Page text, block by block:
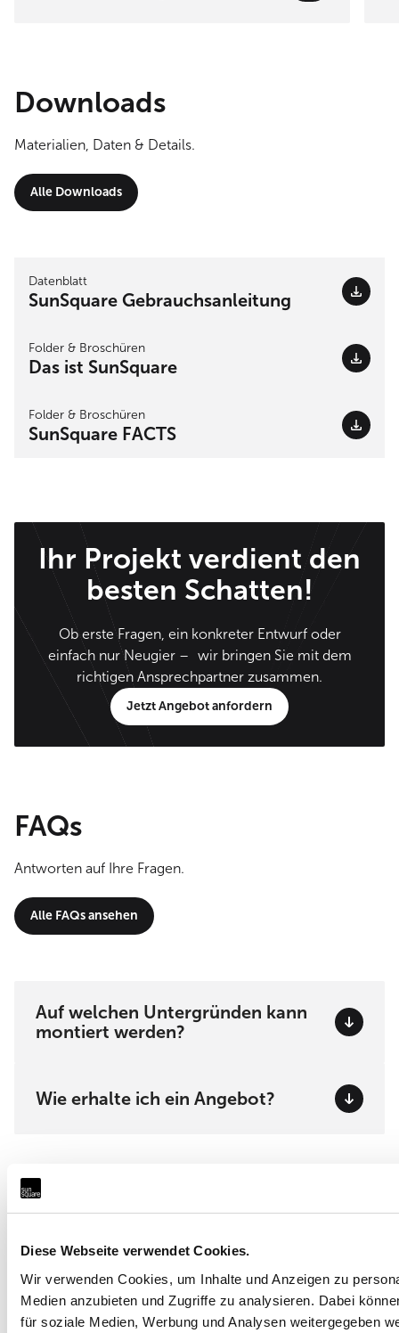
Diese Webseite verwendet Cookies.
Wir verwenden Cookies, um Inhalte und Anzeigen zu
Medien anzubieten und Zugriffe zu analysieren. Dabei
für soziale Medien, Werbung und Analysen weitergegeben
Downloads
Materialien, Daten & Details.
Alle Downloads
Datenblatt
SunSquare Gebrauchsanleitung
Folder & Broschüren
Das ist SunSquare
Folder & Broschüren
SunSquare FACTS
Ihr Projekt verdient den
besten Schatten!
Ob erste Fragen, ein konkreter Entwurf oder
einfach nur Neugier – wir bringen Sie mit dem
richtigen Ansprechpartner zusammen.
Jetzt Angebot anfordern
FAQs
Antworten auf Ihre Fragen.
Alle FAQs ansehen
Auf welchen Untergründen kann
montiert werden?
Wie erhalte ich ein Angebot?
Welches Modell passt zu
Ihrem Projekt?
Ob private Dachterrasse, Hotelgarten oder öffentlicher
Platz – SunSquare® bietet für jede Anforderung das